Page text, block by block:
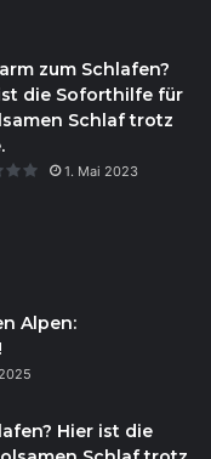
zum Schlafen?
die Soforthilfe für
Schlaf trotz
1. Mai 2023
Alpen:
Hier ist die